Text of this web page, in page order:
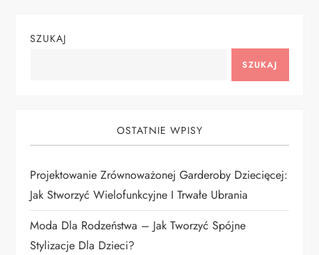
o
w
SZUKAJ
SZUKAJ
OSTATNIE WPISY
Projektowanie Zrównoważonej Garderoby Dziecięcej:
Jak Stworzyć Wielofunkcyjne I Trwałe Ubrania
Moda Dla Rodzeństwa – Jak Tworzyć Spójne
Stylizacje Dla Dzieci?